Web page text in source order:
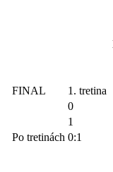
FINAL
1. tretina
0
1
Po tretinách 0:1